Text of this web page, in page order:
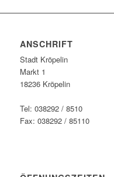
ANSCHRIFT
Stadt Kröpelin
Markt 1
18236 Kröpelin
Tel: 038292 / 8510
Fax: 038292 / 85110